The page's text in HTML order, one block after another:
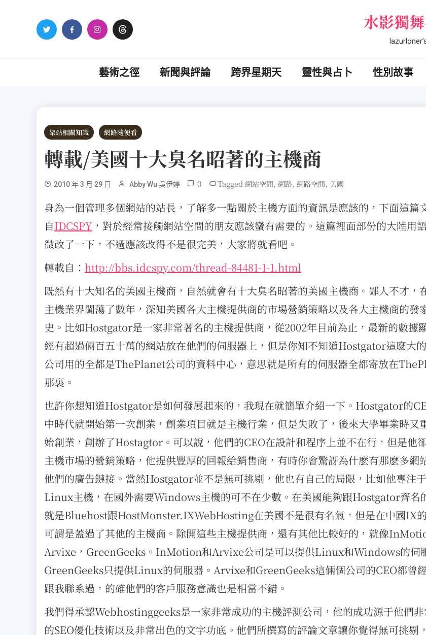
水影獨
藝術之徑 新聞與評論 跨界星期天 靈性與占卜 性別故事
架站相關知識 網路隨便看
轉載/美國十大臭名昭著的主機商
2010 年 3 月 29 日 Abby Wu 吳伊婷 0 Tagged 網站空間, 網路, 網路空間, 美國
身為一個管理多個網站的站長，了解多一點關於主機方面的資訊是應該的，下面這篇
自IDCSPY ，對於經常接觸網站空間的朋友應該蠻有需要的。這篇裡面部份的大陸用
微改了一下，不過應該改得不是很完美，大家將就看吧。
轉載自： http://bbs.idcspy.com/thread-84481-1-1.html
既然有十大知名的美國主機商，自然就會有十大臭名昭著的美國主機商。鄙人不才，
主機業界闖蕩了數年，深知美國各大主機提供商的市場營銷策略以及各大主機商的發
史。比如Hostgator是一家非常著名的主機提供商，從2002年目前為止，最新的數據
經有超過倆百五十萬的網站放在他們的伺服器上，但是你知不知道Hostgator這麽大
公司用的全都是ThePlanet公司的資料中心，意思就是所有的伺服器全都寄放在
那裏。
也許你想知道Hostgator是如何發展起來的，我現在就簡單介紹一下。Hostgator的
中時代就開始第一次創業，創業項目就是主機行業，但是失敗了，後來大學畢業時又
始創業，創辦了Hostagtor。可以說，他們的CEO在設計和程序上並不在行，但是他
主機市場的營銷策略，他提供豐厚的回報給銷售商，有時你會驚訝為什麽有那麽多網
他們的廣告鏈接。當然Hostgator並不是無可挑剔，他也有自己的局限，比如他專注于
Linux主機，在國外需要Windows主機的可不在少數。在美國能夠跟Hostgator齊名
就是Bluehost跟HostMonster.IXWebHosting在美國不是很有名氣，但是在中國IX
可謂是蓋過了其他的主機商。除開這些主機提供商，還有其他比較好的，就像
Arvixe，GreenGeeks。InMotion和Arvixe公司是可以提供Linux和Windows的伺
GreenGeeks只提供Linux的伺服器。Arvixe和GreenGeeks這倆個公司的CEO都曾
跟我聯系過，的確他們的客戶服務意識也是相當不錯。
我們得承認Webhostinggeeks是一家非常成功的主機評測公司，他的成功源于他們
的SEO優化技術以及非常出色的文字功底。他們所撰寫的評論文章讓你覺得無可挑剔